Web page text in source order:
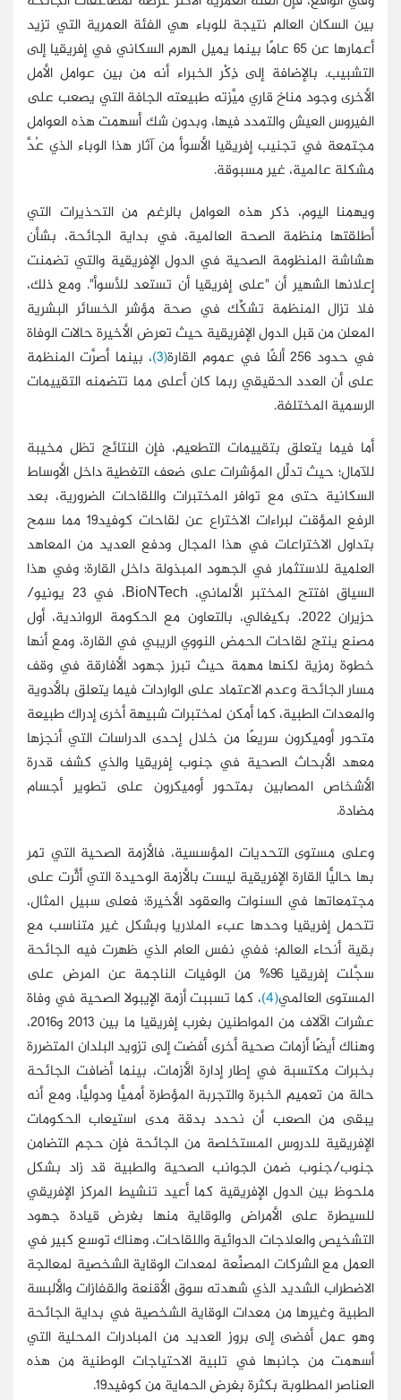
بين السكان العالم نتيجة للوباء هي الفئة العمرية التي تزيد
أعمارها عن 65 عامًا بينما يميل الهرم السكاني في إفريقيا إلى
التشبيب. بالإضافة إلى ذِكْر الخبراء أنه من بين عوامل الأمل
الأخرى وجود مناخ قاري ميَّزته طبيعته الجافة التي يصعب على
الفيروس العيش والتمدد فيها، وبدون شك أسهمت هذه العوامل
مجتمعة في تجنيب إفريقيا الأسوأ من آثار هذا الوباء الذي عُدَّ
مشكلة عالمية، غير مسبوقة.
ويهمنا اليوم، ذكر هذه العوامل بالرغم من التحذيرات التي
أطلقتها منظمة الصحة العالمية، في بداية الجائحة، بشأن
هشاشة المنظومة الصحية في الدول الإفريقية والتي تضمنت
إعلانها الشهير أن "على إفريقيا أن تستعد للأسوأ". ومع ذلك،
فلا تزال المنظمة تشكِّك في صحة مؤشر الخسائر البشرية
المعلن من قبل الدول الإفريقية حيث تعرض الأخيرة حالات الوفاة
في حدود 256 ألفًا في عموم القارة
(3) ، بينما أصرَّت المنظمة
على أن العدد الحقيقي ربما كان أعلى مما تتضمنه التقييمات
الرسمية المختلفة.
أما فيما يتعلق بتقييمات التطعيم، فإن النتائج تظل مخيبة
للآمال؛ حيث تدلِّل المؤشرات على ضعف التغطية داخل الأوساط
السكانية حتى مع توافر المختبرات واللقاحات الضرورية، بعد
الرفع المؤقت لبراءات الاختراع عن لقاحات كوفيد19 مما سمح
بتداول الاختراعات في هذا المجال ودفع العديد من المعاهد
العلمية للاستثمار في الجهود المبذولة داخل القارة؛ وفي هذا
السياق افتتح المختبر الألماني، BioNTech
، في 23 يونيو/
حزيران 2022، بكيغالي، بالتعاون مع الحكومة الرواندية، أول
مصنع ينتج لقاحات الحمض النووي الريبي في القارة، ومع أنها
خطوة رمزية لكنها مهمة حيث تبرز جهود الأفارقة في وقف
مسار الجائحة وعدم الاعتماد على الواردات فيما يتعلق بالأدوية
والمعدات الطبية، كما أمكن لمختبرات شبيهة أخرى إدراك طبيعة
متحور أوميكرون سريعًا من خلال إحدى الدراسات التي أنجزها
معهد الأبحاث الصحية في جنوب إفريقيا والذي كشف قدرة
الأشخاص المصابين بمتحور أوميكرون على تطوير أجسام
مضادة.
وعلى مستوى التحديات المؤسسية، فالأزمة الصحية التي تمر
بها حاليًّا القارة الإفريقية ليست بالأزمة الوحيدة التي أثَّرت على
مجتمعاتها في السنوات والعقود الأخيرة؛ فعلى سبيل المثال،
تتحمل إفريقيا وحدها عبء الملاريا وبشكل غير متناسب مع
بقية أنحاء العالم؛ ففي نفس العام الذي ظهرت فيه الجائحة
سجَّلت إفريقيا 96% من الوفيات الناجمة عن المرض على
المستوى العالمي(4) ، كما تسببت أزمة الإيبولا الصحية في وفاة
عشرات الآلاف من المواطنين بغرب إفريقيا ما بين 2013 و2016،
وهناك أيضًا أزمات صحية أخرى أفضت إلى تزويد البلدان المتضررة
بخبرات مكتسبة في إطار إدارة الأزمات، بينما أضافت الجائحة
حالة من تعميم الخبرة والتجربة المؤطرة أمميًّا ودوليًّا، ومع أنه
يبقى من الصعب أن نحدد بدقة مدى استيعاب الحكومات
الإفريقية للدروس المستخلصة من الجائحة فإن حجم التضامن
جنوب/جنوب ضمن الجوانب الصحية والطبية قد زاد بشكل
ملحوظ بين الدول الإفريقية كما أعيد تنشيط المركز الإفريقي
للسيطرة على الأمراض والوقاية منها بغرض قيادة جهود
التشخيص والعلاجات الدوائية واللقاحات، وهناك توسع كبير في
العمل مع الشركات المصنِّعة لمعدات الوقاية الشخصية لمعالجة
الاضطراب الشديد الذي شهدته سوق الأقنعة والقفازات والألبسة
الطبية وغيرها من معدات الوقاية الشخصية في بداية الجائحة
وهو عمل أفضى إلى بروز العديد من المبادرات المحلية التي
أسهمت من جانبها في تلبية الاحتياجات الوطنية من هذه
العناصر المطلوبة بكثرة بغرض الحماية من كوفيد19.